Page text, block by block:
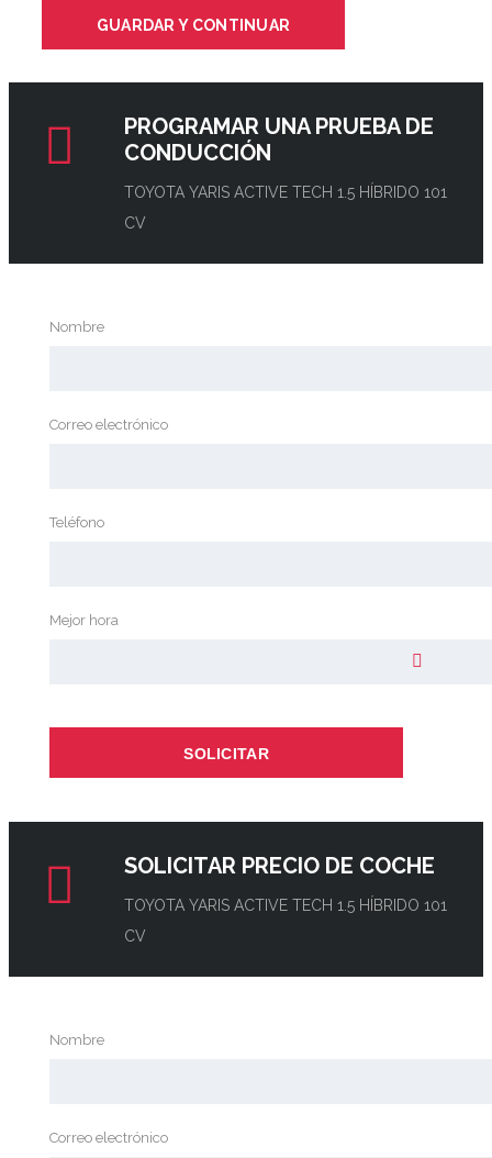
GUARDAR Y CONTINUAR
PROGRAMAR UNA PRUEBA DE
CONDUCCIÓN
TOYOTA YARIS ACTIVE TECH 1.5 HÍBRIDO 101
CV
Nombre
Correo electrónico
Teléfono
Mejor hora
SOLICITAR
SOLICITAR PRECIO DE COCHE
TOYOTA YARIS ACTIVE TECH 1.5 HÍBRIDO 101
CV
Nombre
Correo electrónico